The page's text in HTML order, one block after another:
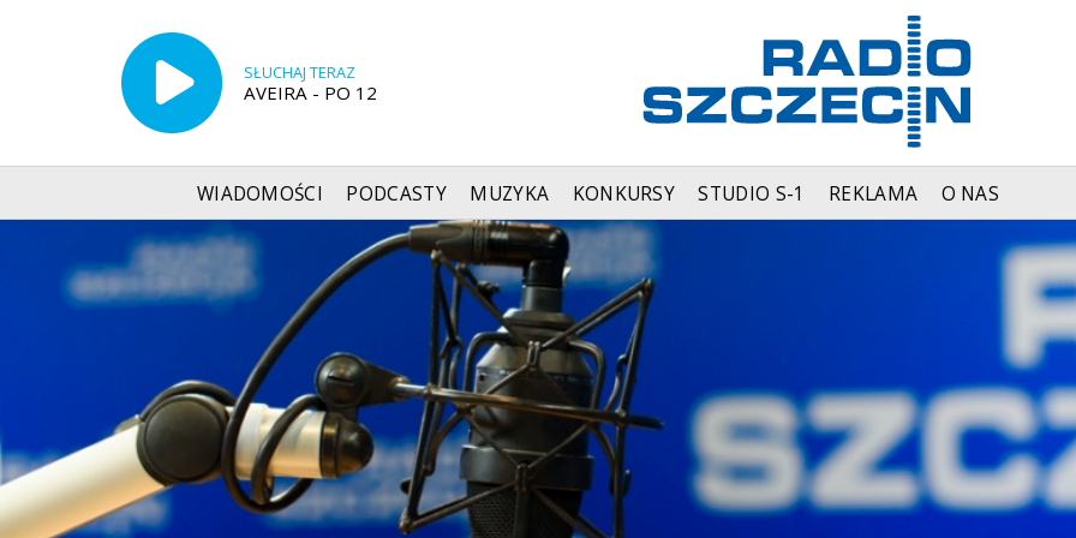
SŁUCHAJ TERAZ
AVEIRA - PO 12
WIADOMOŚCI PODCASTY MUZYKA KONKURSY STUDIO S-1 REKLAMA O NAS